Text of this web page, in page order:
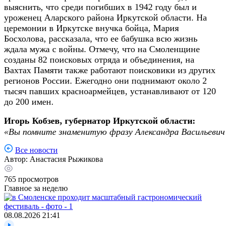
выяснить, что среди погибших в 1942 году был и
уроженец Аларского района Иркутской области. На
церемонии в Иркутске внучка бойца, Мария
Босхолова, рассказала, что ее бабушка всю жизнь
ждала мужа с войны. Отмечу, что на Смоленщине
созданы 82 поисковых отряда и объединения, на
Вахтах Памяти также работают поисковики из других
регионов России. Ежегодно они поднимают около 2
тысяч павших красноармейцев, устанавливают от 120
до 200 имен.
Игорь Кобзев, губернатор Иркутской области:
«Вы помните знаменитую фразу Александра
Все новости
Автор: Анастасия Рыжикова
765 просмотров
Главное за неделю
08.08.2026 21:41